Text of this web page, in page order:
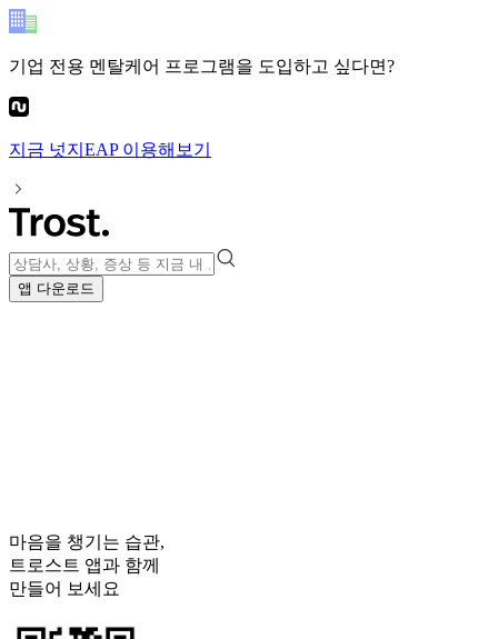
기업 전용 멘탈케어 프로그램을 도입하고 싶다면?
지금 넛지EAP이용해보기
앱 다운로드
마음을 챙기는 습관,
트로스트 앱과 함께
만들어 보세요